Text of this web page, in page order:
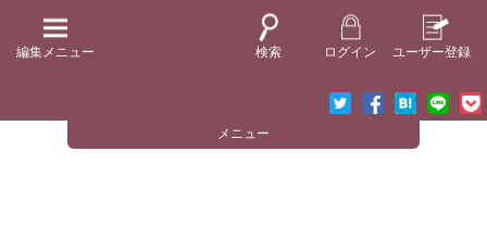
編集メニュー 検索 ログイン ユーザー登録
メニュー